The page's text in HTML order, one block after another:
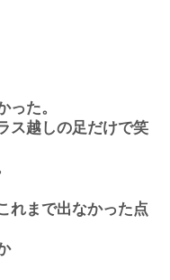
った。
ス越しの足だけで笑
れまで出なかった点